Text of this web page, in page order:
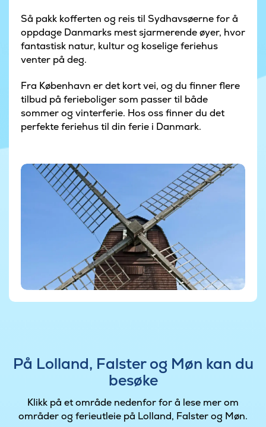
Så pakk kofferten og reis til Sydhavsøerne for å
oppdage Danmarks mest sjarmerende øyer, hvor
fantastisk natur, kultur og koselige feriehus
venter på deg.
Fra København er det kort vei, og du finner flere
tilbud på ferieboliger som passer til både
sommer og vinterferie. Hos oss finner du det
perfekte feriehus til din ferie i Danmark.
På Lolland, Falster og Møn kan du
besøke
Klikk på et område nedenfor for å lese mer om
områder og ferieutleie på Lolland, Falster og Møn.